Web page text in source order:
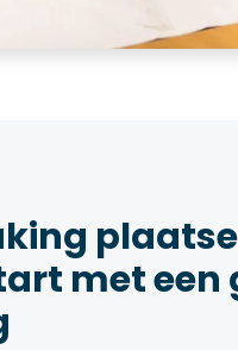
met een